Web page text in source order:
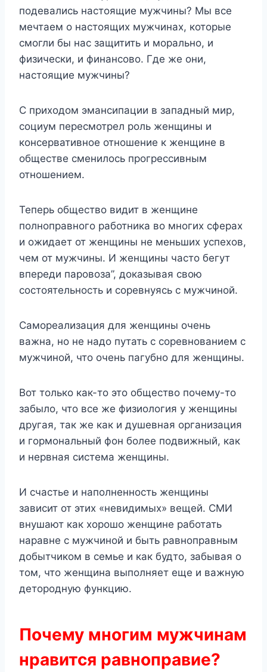
подевались настоящие мужчины? Мы все
мечтаем о настоящих мужчинах, которые
смогли бы нас защитить и морально, и
физически, и финансово. Где же они,
настоящие мужчины?
С приходом эмансипации в западный мир,
социум пересмотрел роль женщины и
консервативное отношение к женщине в
обществе сменилось прогрессивным
отношением.
Теперь общество видит в женщине
полноправного работника во многих сферах
и ожидает от женщины не меньших успехов,
чем от мужчины. И женщины часто бегут
впереди паровоза”, доказывая свою
состоятельность и соревнуясь с мужчиной.
Самореализация для женщины очень
важна, но не надо путать с соревнованием с
мужчиной, что очень пагубно для женщины.
Вот только как-то это общество почему-то
забыло, что все же физиология у женщины
другая, так же как и душевная организация
и гормональный фон более подвижный, как
и нервная система женщины.
И счастье и наполненность женщины
зависит от этих «невидимых» вещей. СМИ
внушают как хорошо женщине работать
наравне с мужчиной и быть равноправным
добытчиком в семье и как будто, забывая о
том, что женщина выполняет еще и важную
детородную функцию.
Почему многим мужчинам
нравится равноправие?